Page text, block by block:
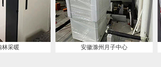
安徽滁州月子中心 乌鲁木齐学校热水工程